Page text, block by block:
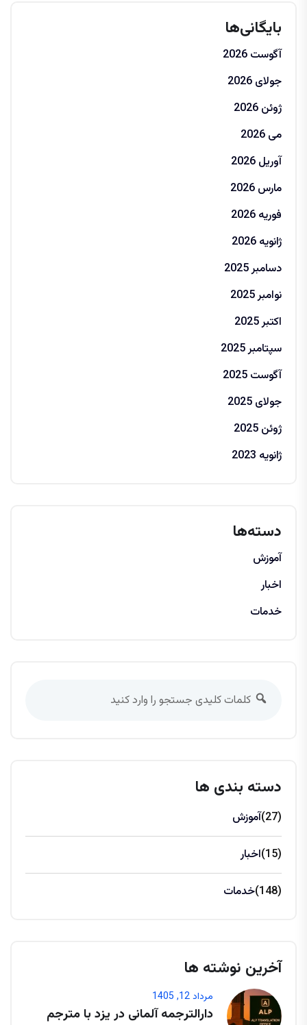
بایگانی‌ها
آگوست 2026
جولای 2026
ژوئن 2026
می 2026
آوریل 2026
مارس 2026
فوریه 2026
ژانویه 2026
دسامبر 2025
نوامبر 2025
اکتبر 2025
سپتامبر 2025
آگوست 2025
جولای 2025
ژوئن 2025
ژانویه 2023
دسته‌ها
آموزش
اخبار
خدمات
دسته بندی ها
آموزش (27)
اخبار (15)
خدمات (148)
آخرین نوشته ها
مرداد 12, 1405
دارالترجمه آلمانی در یزد با مترجم